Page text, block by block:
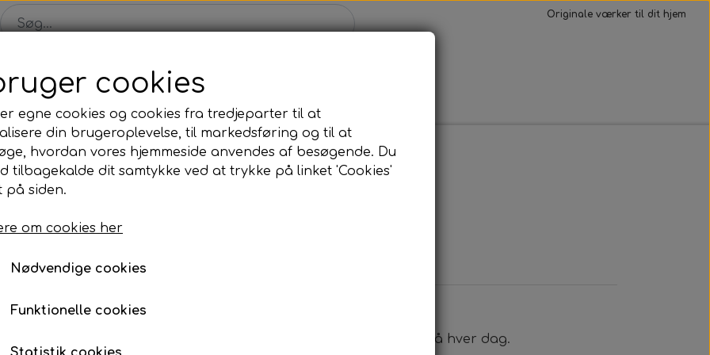
Originale værker til dit hjem
Shop Solgte malerier Konkurrence
Varenummer: 202501
Et flot maleri med intense farver og mange linjer.
Her får du malerier fyldt med liv og kant, som du kan kigge på hver dag.
cookies
egne cookies og cookies fra tredjeparter til at
din brugeroplevelse, til markedsføring og til at
hvordan vores hjemmeside anvendes af besøgende. Du
tilbagekalde dit samtykke ved at trykke på linket 'Cookies'
på siden.
om cookies her
Nødvendige cookies
Funktionelle cookies